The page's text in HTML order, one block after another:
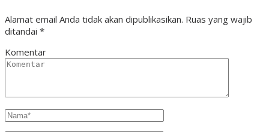
Alamat email Anda tidak akan dipublikasikan. Ruas yang wajib
ditandai *
Komentar